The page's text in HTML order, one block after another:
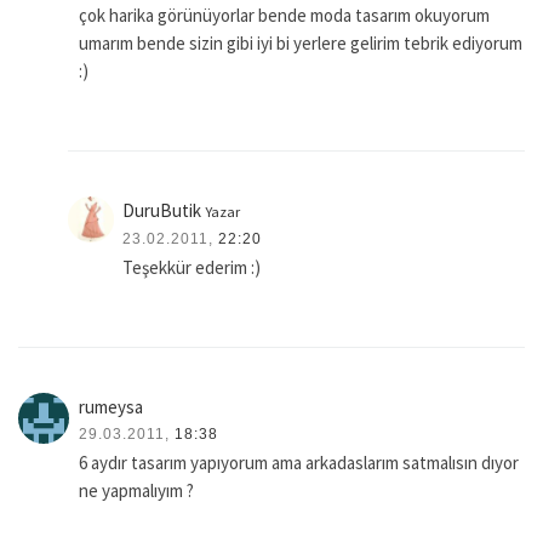
çok harika görünüyorlar bende moda tasarım okuyorum
umarım bende sizin gibi iyi bi yerlere gelirim tebrik ediyorum
:)
DuruButik Yazar
23.02.2011, 22:20
Teşekkür ederim :)
rumeysa
29.03.2011, 18:38
6 aydır tasarım yapıyorum ama arkadaslarım satmalısın dıyor
ne yapmalıyım ?